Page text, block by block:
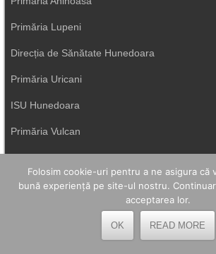
Primăria Lupeni
Direcția de Sănătate Hunedoara
Primăria Uricani
ISU Hunedoara
Primăria Vulcan
Folosim cookie-uri pentru a ne asigura că
bună experiență pe site-ul nostru.
acceptarea lor.
OK READ MORE